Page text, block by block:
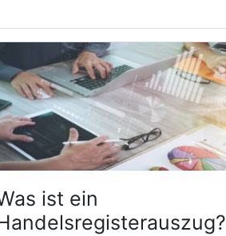
ist ein